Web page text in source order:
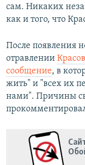
сам. Никаких
как и того, что
После появления
отравлении
сообщение, в
жить" и "всех их
нами". Причины